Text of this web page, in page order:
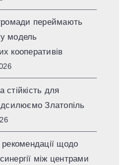
переймають
модель
кооперативів
стійкість для
Златопіль
рекомендації щодо
між центрами